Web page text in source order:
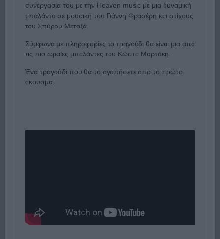
συνεργασία του με την Heaven music με μια δυναμική
μπαλάντα σε μουσική του Γιάννη Φρασέρη και στίχους
του Σπύρου Μεταξά.
Σύμφωνα με πληροφορίες το τραγούδι θα είναι μια από
τις πιο ωραίες μπαλάντες του Κώστα Μαρτάκη.
Ένα τραγούδι που θα το αγαπήσετε από το πρώτο
άκουσμα.